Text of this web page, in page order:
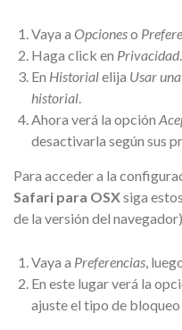
Vaya a Opcioneso
Haga click en Privacidad.
En Historialelija Usar
historial.
Ahora verá la opción
desactivarla según sus
Para acceder a la
Safari para OSXsiga
de la versión del
Vaya a Preferencias,
En este lugar verá la
ajuste el tipo de